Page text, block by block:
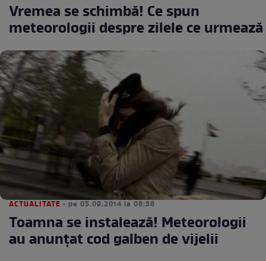
Vremea se schimbă! Ce spun
meteorologii despre zilele ce urmează
ACTUALITATE • pe 05.09.2014 la 08:38
Toamna se instalează! Meteorologii
au anunţat cod galben de vijelii